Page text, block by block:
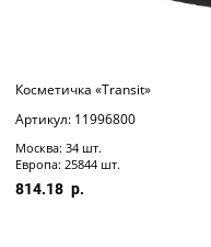
Косметичка «Transit»
Артикул: 11996800
Москва: 34 шт.
Европа: 25844 шт.
814.18